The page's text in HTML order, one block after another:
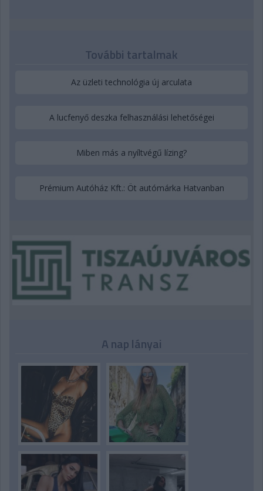
További tartalmak
Az üzleti technológia új arculata
A lucfenyő deszka felhasználási lehetőségei
Miben más a nyíltvégű lízing?
Prémium Autóház Kft.: Öt autómárka Hatvanban
A nap lányai